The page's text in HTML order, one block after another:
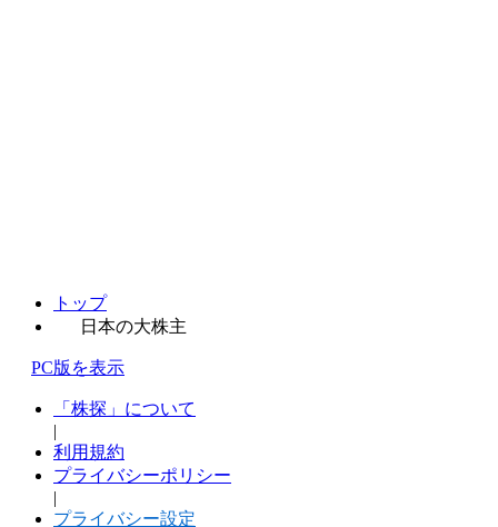
トップ
日本の大株主
PC版を表示
「株探」について
|
利用規約
プライバシーポリシー
|
プライバシー設定